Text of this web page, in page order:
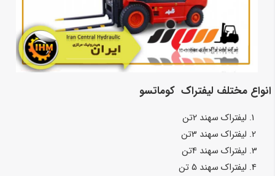
انواع مختلف لیفتراک کوماتسو
لیفتراک سهند2تن
لیفتراک سهند 3تن
لیفتراک سهند4تن
لیفتراک سهند 5 تن